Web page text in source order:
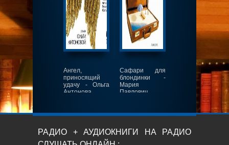
Ангел,
приносящий
удачу - Ольга
Антонова
Сафари для
блондинки -
Мария
Павлович
РАДИО + АУДИОКНИГИ НА РАДИО